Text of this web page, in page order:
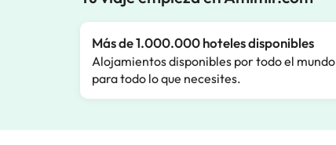
Más de 1.000.000 hoteles disponibles
Alojamientos disponibles por todo el
para todo lo que necesites.